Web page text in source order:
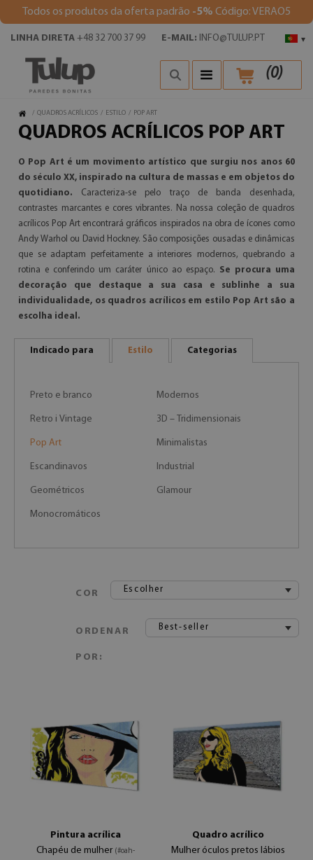
Todos os produtos da oferta padrão -5% Código: VERAO5
▾
LINHA DIRETA +48 32 700 37 99 E-MAIL: INFO@TULUP.PT
(0)
/ QUADROS ACRÍLICOS / ESTILO / POP ART
QUADROS ACRÍLICOS POP ART
O Pop Art é um movimento artístico que surgiu nos anos 60
do século XX, inspirado na cultura de massas e em objetos do
quotidiano. Caracteriza-se pelo traço de banda desenhada,
contrastes marcantes e cores vibrantes. Na nossa coleção de quadros
acrílicos Pop Art encontrará gráficos inspirados na obra de ícones como
Andy Warhol ou David Hockney. São composições ousadas e dinâmicas
que se adaptam perfeitamente a interiores modernos, quebrando a
rotina e conferindo um caráter único ao espaço. Se procura uma
decoração que destaque a sua casa e sublinhe a sua
individualidade, os quadros acrílicos em estilo Pop Art são a
escolha ideal.
Indicado para Estilo Categorias
Preto e branco Modernos
Retro i Vintage 3D – Tridimensionais
Pop Art Minimalistas
Escandinavos Industrial
Geométricos Glamour
Monocromáticos
COR Escolher
ORDENAR
POR:
Best-seller
Pintura acrílica
Chapéu de mulher (#oah-
Quadro acrílico
Mulher óculos pretos lábios